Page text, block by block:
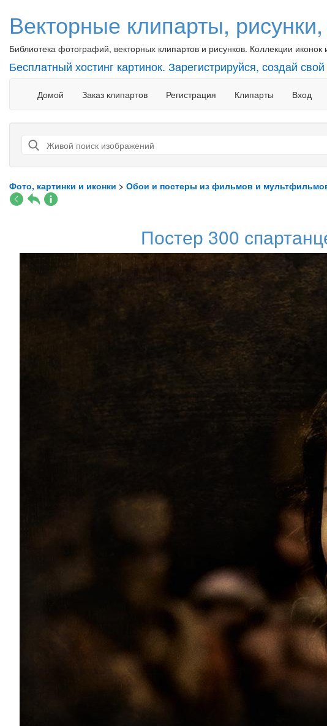
Векторные клипарты,
Библиотека фотографий, векторных клипартов и рисунков. Коллекции иконок
Бесплатный хостинг картинок. Зарегистрируйся, создай
Домой Заказ клипартов Регистрация Клипарты Вход
Фото, картинки и иконки > Обои и постеры из фильмов и
Постер 300